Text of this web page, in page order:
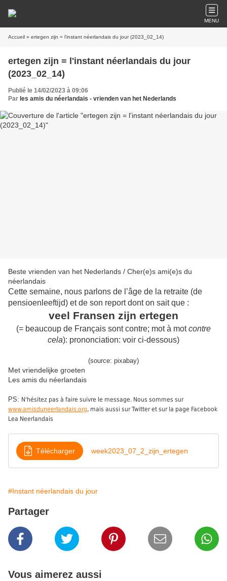
MENU
Accueil » ertegen zijn = l'instant néerlandais du jour (2023_02_14)
ertegen zijn = l'instant néerlandais du jour
(2023_02_14)
Publié le 14/02/2023 à 09:06
Par les amis du néerlandais - vrienden van het Nederlands
Beste vrienden van het Nederlands / Cher(e)s ami(e)s du
néerlandais
Cette semaine, nous parlons de l’âge de la retraite (de
pensioenleeftijd) et de son report dont on sait que :
veel Fransen zijn ertegen
(= beaucoup de Français sont contre; mot à motcontre
cela): prononciation: voir ci-dessous)
(source: pixabay)
Met vriendelijke groeten
Les amis du néerlandais
PS: N'hésitez pas à faire suivre le message. Nous sommes sur
www.amisduneerlandais.org, mais aussi sur Twitter et sur la page Facebook
Lea Neerlandais
Télécharger week2023_07_2_zijn_ertegen
#Instant néerlandais du jour
Partager
Vous aimerez aussi